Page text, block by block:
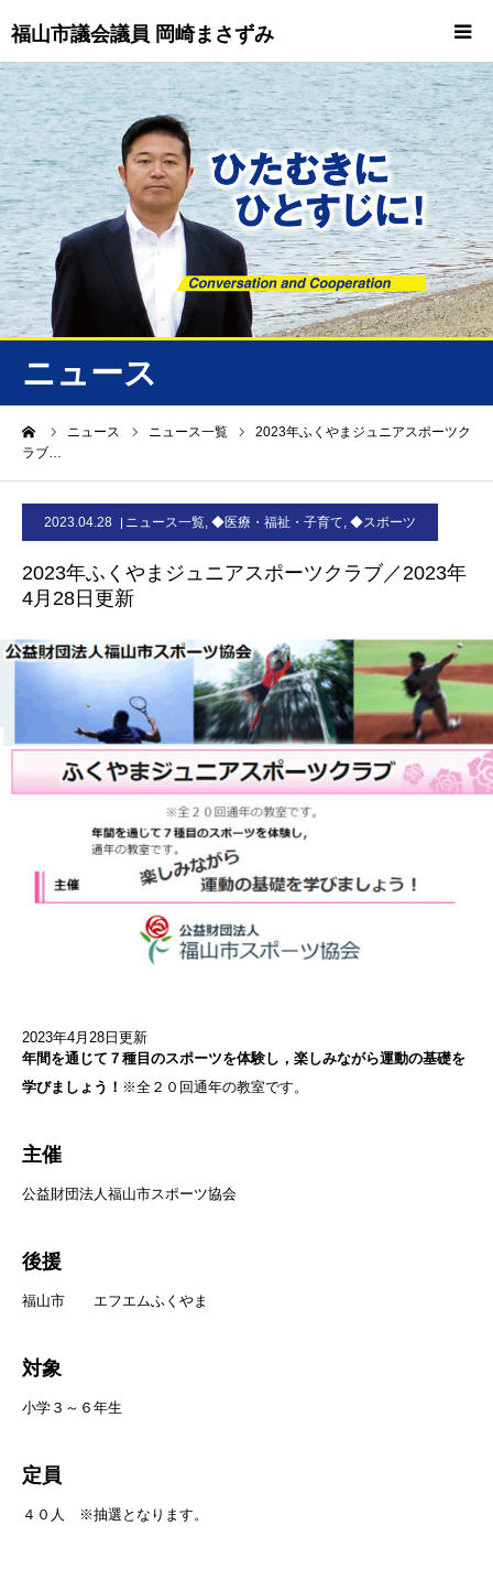
福山市議会議員 岡崎まさずみ
ニュース
ニュース ニュース一覧
2023年ふくやまジュニアスポーツク
ラブ…
2023.04.28 ニュース一覧, ◆医療・福祉・子育て, ◆スポーツ
2023年ふくやまジュニアスポーツクラブ／2023年
4月28日更新
2023年4月28日更新
年間を通じて７種目のスポーツを体験し，楽しみながら運動の基礎を
学びましょう！ ※全２０回通年の教室です。
主催
公益財団法人福山市スポーツ協会
後援
福山市 エフエムふくやま
対象
小学３～６年生
定員
４０人 ※抽選となります。
HOME
重要情報
プロフィール
ニュース/トピックス
ニュース
お問合せ